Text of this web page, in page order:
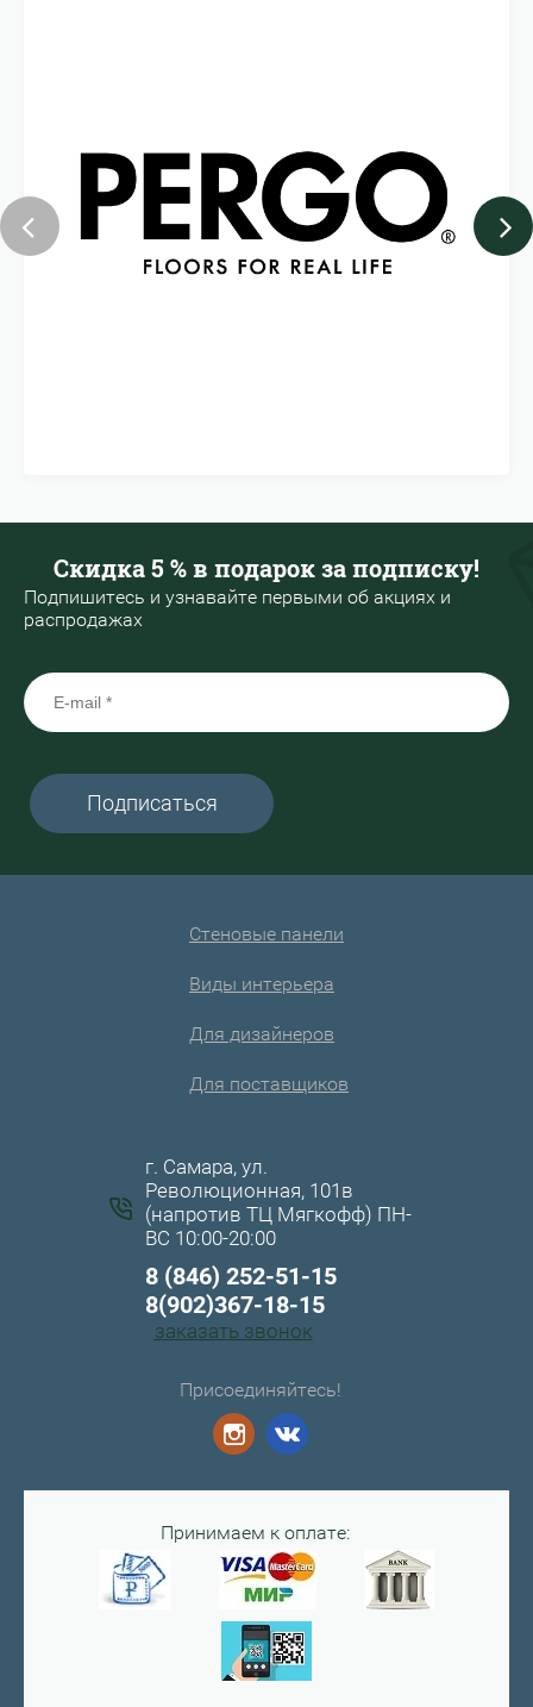
Скидка 5 % в подарок за подписку!
Подпишитесь и узнавайте первыми об акциях и
распродажах
Подписаться
Стеновые панели
Виды интерьера
Для дизайнеров
Для поставщиков
г. Самара, ул.
Революционная, 101в
(напротив ТЦ Мягкофф) ПН-
ВС 10:00-20:00
8 (846) 252-51-15
8(902)367-18-15
заказать звонок
Присоединяйтесь!
Принимаем к оплате: